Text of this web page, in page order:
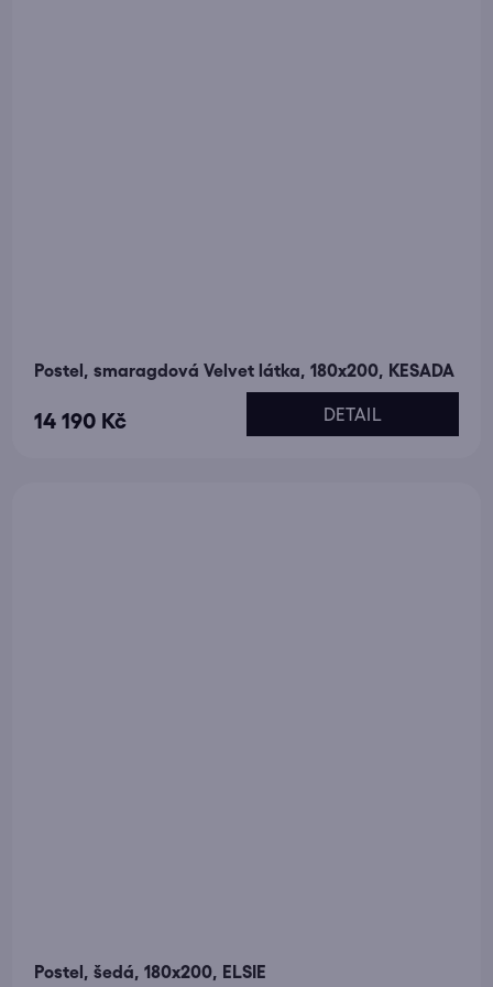
Postel, smaragdová Velvet látka, 180x200, KESADA
14 190 Kč DETAIL
Postel, šedá, 180x200, ELSIE